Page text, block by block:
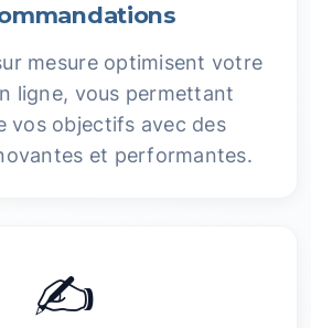
mesure optimisent votre
ligne, vous permettant
vos objectifs avec des
et performantes.
✍️